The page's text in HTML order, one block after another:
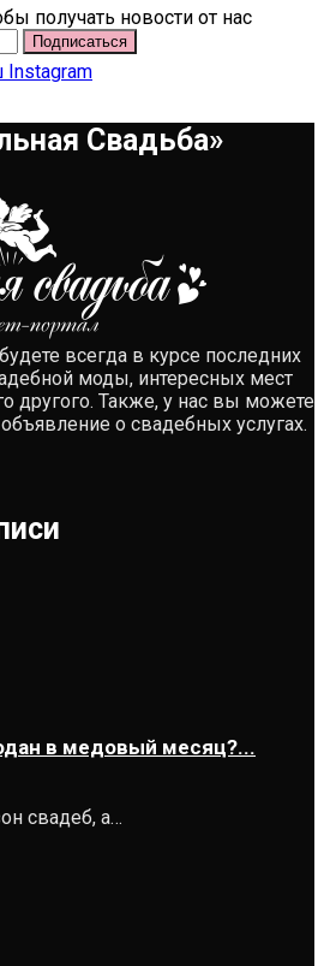
получать новости от нас
Свадьба»
всегда в курсе последних
моды, интересных мест
другого. Также, у нас вы можете
о свадебных услугах.
в медовый месяц?...
свадеб, а…